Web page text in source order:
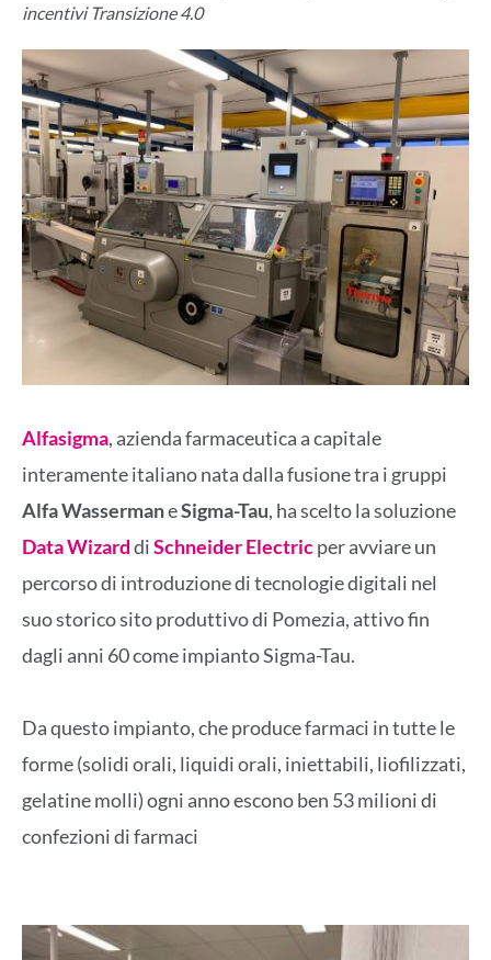
incentivi Transizione 4.0
Alfasigma, azienda farmaceutica a capitale
interamente italiano nata dalla fusione tra i gruppi
Alfa WassermaneSigma-Tau, ha scelto la soluzione
Data WizarddiSchneider Electricper avviare un
percorso di introduzione di tecnologie digitali nel
suo storico sito produttivo di Pomezia, attivo fin
dagli anni 60 come impianto Sigma-Tau.
Da questo impianto, che produce farmaci in tutte le
forme (solidi orali, liquidi orali, iniettabili, liofilizzati,
gelatine molli) ogni anno escono ben 53 milioni di
confezioni di farmaci